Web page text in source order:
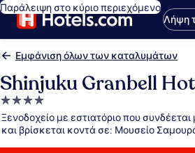
Παράλειψη στο κύριο περιεχόμενο
Λήψη
Εμφάνιση όλων των καταλυμάτων
Shinjuku Granbell
Κατάλυμα
με
4.0
αστέρια
Ξενοδοχείο με εστιατόριο που
και βρίσκεται κοντά σε: Μουσείο